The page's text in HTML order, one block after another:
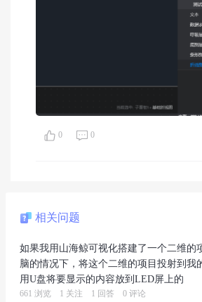
0 0
相关问题
如果我用山海鲸可视化搭建了一个二维的
脑的情况下，将这个二维的项目投射到我
用U盘将要显示的内容放到LED屏上的
661 浏览 1 关注 1 回答 0 评论